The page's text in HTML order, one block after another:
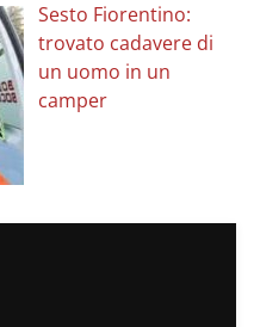
Sesto Fiorentino:
trovato cadavere di
un uomo in un
camper